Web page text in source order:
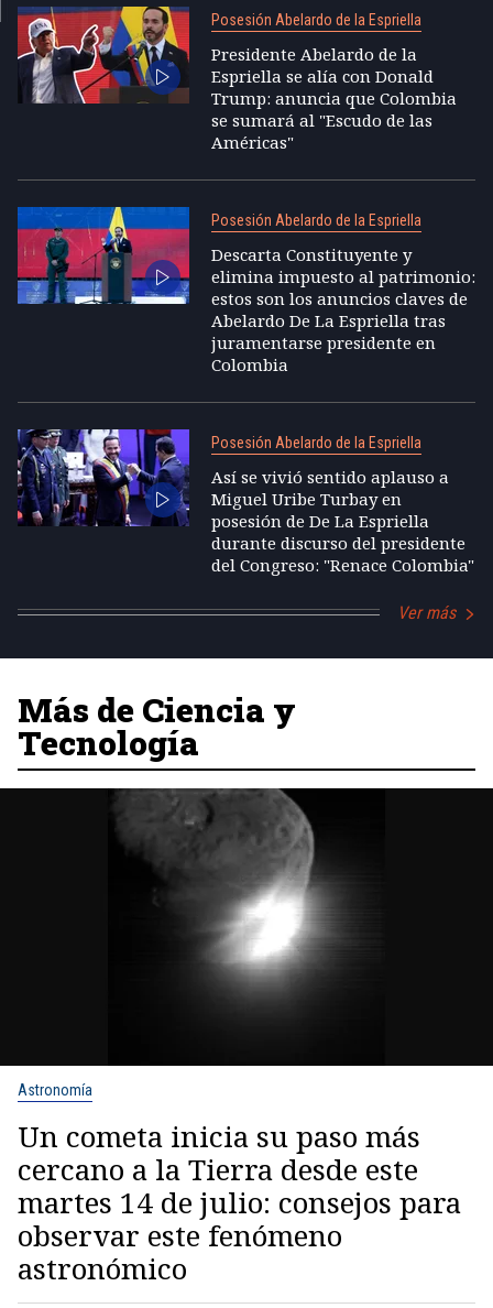
Posesión Abelardo de la Espriella
Presidente Abelardo de la
Espriella se alía con Donald
Trump: anuncia que Colombia
se sumará al "Escudo de las
Américas"
Posesión Abelardo de la Espriella
Descarta Constituyente y
elimina impuesto al patrimonio:
estos son los anuncios claves de
Abelardo De La Espriella tras
juramentarse presidente en
Colombia
Posesión Abelardo de la Espriella
Así se vivió sentido aplauso a
Miguel Uribe Turbay en
posesión de De La Espriella
durante discurso del presidente
del Congreso: "Renace Colombia"
Ver más
Más de Ciencia y
Tecnología
Astronomía
Un cometa inicia su paso más
cercano a la Tierra desde este
martes 14 de julio: consejos para
observar este fenómeno
astronómico